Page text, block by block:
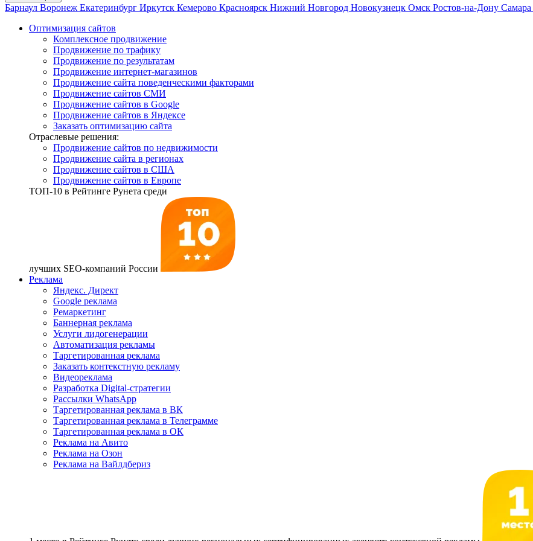
Барнаул Воронеж Екатеринбург Иркутск Кемерово Красноярск Нижний Новгород Новокузнецк Омск Ростов-на-Дону Самара
Оптимизация сайтов
Комплексное продвижение
Продвижение по трафику
Продвижение по результатам
Продвижение интернет-магазинов
Продвижение сайта поведенческими факторами
Продвижение сайтов СМИ
Продвижение сайтов в Google
Продвижение сайтов в Яндексе
Заказать оптимизацию сайта
Отраслевые решения:
Продвижение сайтов по недвижимости
Продвижение сайта в регионах
Продвижение сайтов в США
Продвижение сайтов в Европе
ТОП-10 в Рейтинге Рунета среди
лучших SEO-компаний России
Реклама
Яндекс. Директ
Google реклама
Ремаркетинг
Баннерная реклама
Услуги лидогенерации
Автоматизация рекламы
Таргетированная реклама
Заказать контекстную рекламу
Видеореклама
Разработка Digital-стратегии
Рассылки WhatsApp
Таргетированная реклама в ВК
Таргетированная реклама в Телеграмме
Таргетированная реклама в ОК
Реклама на Авито
Реклама на Озон
Реклама на Вайлдбериз